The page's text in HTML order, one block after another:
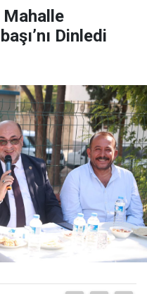
Mahalle
Dinledi